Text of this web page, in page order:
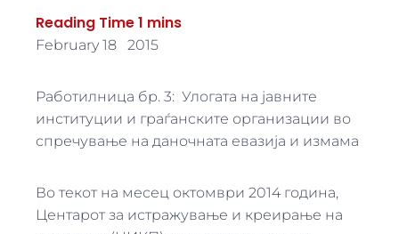
February 18 2015
Работилница бр. 3: Улогата на јавните
институции и граѓанските организации во
спречување на даночната евазија и измама
Во текот на месец октомври 2014 година,
Центарот за истражување и креирање на